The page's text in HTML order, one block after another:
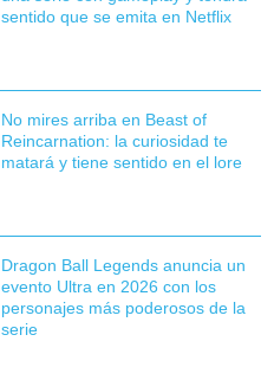
sentido que se emita en Netflix
No mires arriba en Beast of
Reincarnation: la curiosidad te
matará y tiene sentido en el lore
Dragon Ball Legends anuncia un
evento Ultra en 2026 con los
personajes más poderosos de la
serie